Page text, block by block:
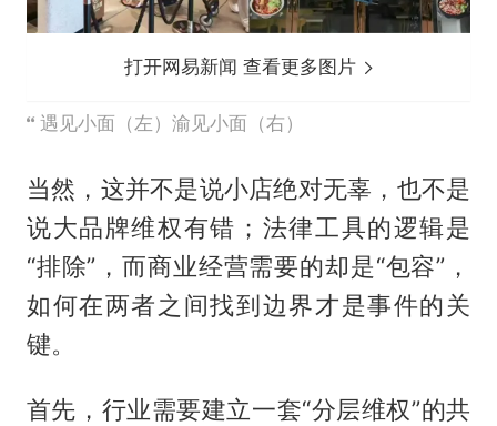
打开网易新闻 查看更多图片
遇见小面（左）渝见小面（右）
当然，这并不是说小店绝对无辜，也不是
说大品牌维权有错；法律工具的逻辑是
“排除”，而商业经营需要的却是“包容”，
如何在两者之间找到边界才是事件的关
键。
首先，行业需要建立一套“分层维权”的共